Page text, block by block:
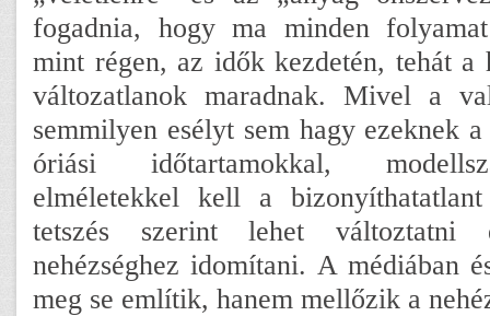
fogadnia, hogy ma minden
mint régen, az idők kezdetén, tehát a
változatlanok maradnak. Mivel a
semmilyen esélyt sem hagy ezeknek
óriási időtartamokkal,
elméletekkel kell a
tetszés szerint lehet változtatni
nehézséghez idomítani. A médiában
meg se említik, hanem mellőzik a